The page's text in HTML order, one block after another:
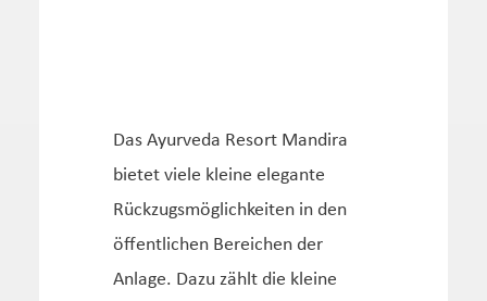
Das Ayurveda Resort Mandira
bietet viele kleine elegante
Rückzugsmöglichkeiten in den
öffentlichen Bereichen der
Anlage. Dazu zählt die kleine